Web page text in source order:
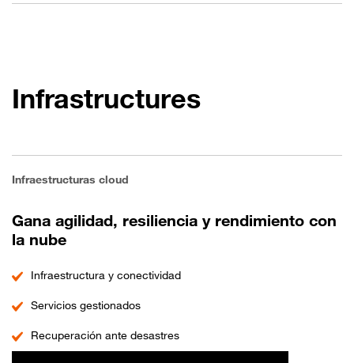
Infrastructures
Infraestructuras cloud
Gana agilidad, resiliencia y rendimiento con
la nube
Infraestructura y conectividad
Servicios gestionados
Recuperación ante desastres